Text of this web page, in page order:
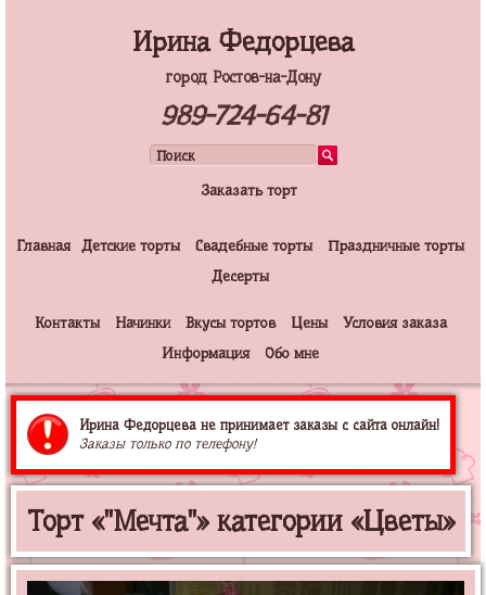
Ирина Федорцева
город Ростов-на-Дону
989-724-64-81
Заказать торт
Главная Детские торты Свадебные торты
Праздничные торты
Десерты
Контакты Начинки Вкусы тортов Цены
Условия заказа
Информация
Обо мне
Ирина Федорцева не принимает заказы с сайта онлайн!
Заказы только по телефону!
Торт «"Мечта"» категории «Цветы»